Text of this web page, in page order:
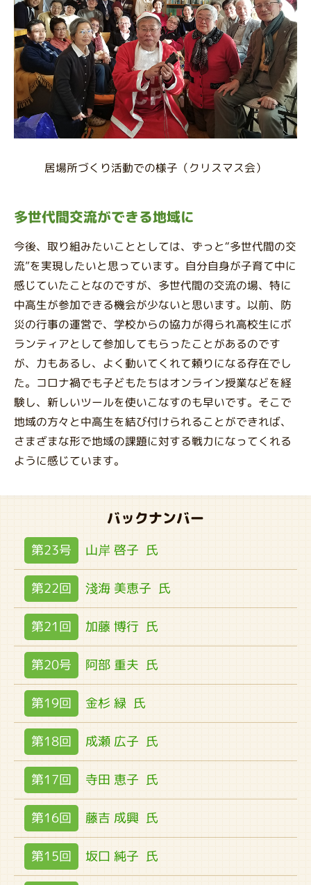
居場所づくり活動での様子（クリスマス会）
多世代間交流ができる地域に
今後、取り組みたいこととしては、ずっと“多世代間の交
流”を実現したいと思っています。自分自身が子育て中に
感じていたことなのですが、多世代間の交流の場、特に
中高生が参加できる機会が少ないと思います。以前、防
災の行事の運営で、学校からの協力が得られ高校生にボ
ランティアとして参加してもらったことがあるのです
が、力もあるし、よく動いてくれて頼りになる存在でし
た。コロナ禍でも子どもたちはオンライン授業などを経
験し、新しいツールを使いこなすのも早いです。そこで
地域の方々と中高生を結び付けられることができれば、
さまざまな形で地域の課題に対する戦力になってくれる
ように感じています。
バックナンバー
第23号 山岸 啓子 氏
第22回 淺海 美恵子 氏
第21回 加藤 博行 氏
第20号 阿部 重夫 氏
第19回 金杉 緑 氏
第18回 成瀬 広子 氏
第17回 寺田 恵子 氏
第16回 藤吉 成興 氏
第15回 坂口 純子 氏